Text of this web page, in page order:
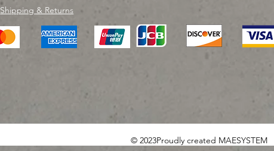
Shipping & Returns
© 2023Proudly created MAESYSTEM